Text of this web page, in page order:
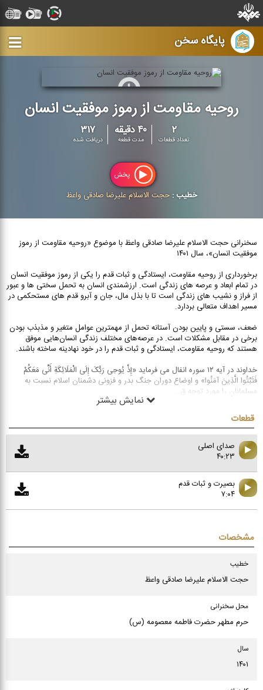
پایگاه سخن
روحیه مقاومت از رموز موفقیت انسان
۲
تعداد قطعات
۴۰ دقیقه
مدت قطعه
۳۱۷
دریافت شده
پخش
خطیب :حجت الاسلام علیرضا صادقی واعظ
سخنرانی حجت الاسلام علیرضا صادقی واعظ با موضوع «روحیه مقاومت از رموز
موفقیت انسان»، سال ۱۴۰۱
برخورداری از روحیه مقاومت، ایستادگی و ثبات قدم را یکی از رموز موفقیت انسان
در تمام ابعاد و عرصه های زندگی است. ارزشمندی انسان به تحمل سختی ها و عبور
از فراز و نشیب های زندگی است تا با بذل مال، جان و آبرو قدم های مستحکمی در
مسیر اهداف متعالی بردارد.
ضعف، سستی و پایین بودن آستانه تحمل از مهمترین عوامل متغیر و مذبذب بودن
برخی در مقابل مشکلات است. در عرصه‌های مختلف زندگی انسان‌هایی موفق
هستند که روحیه مقاومت، ایستادگی و ثبات قدم را در خود نهادینه ساخته باشند.
خداوند در آیه ۱۲ سوره انفال می فرماید «إِذْ یُوحِی رَبُّکَ إِلَى الْمَلَائِکَةِ أَنِّی مَعَکُمْ
فَثَبِّتُوا الَّذِینَ آمَنُوا» و اوضاع دوران جنگ بدر و فزونی دشمنان اسلام نسبت به
مسلمانان را مورد توجه ق
نمایش بیشتر
قطعات
صدای اصلی
۴۰:۲۳
بصيرت و ثبات قدم
۷:۰۴
مشخصات
خطیب
حجت الاسلام علیرضا صادقی واعظ
محل سخنرانی
حرم مطهر حضرت فاطمه معصومه (س)
سال
۱۴۰۱